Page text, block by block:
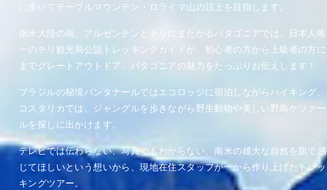
に歩いてテーブルマウンテン・ロライマ山の頂上を目指します。
南米大陸の南、アルゼンチンとチリにまたがるパタゴニアでは、日本人唯
一のチリ観光局公認トレッキングガイドが、初心者の方から上級者の方に
までグレートアウトドア、パタゴニアの魅力をたっぷりお伝えします！
ブラジルの秘境パンタナールではエコロッジに宿泊しながらハイキング、
コスタリカでは、ジャングルを歩きながら野生動物や美しい野鳥ケツァー
ルを探しに出かけます。
テレビでは伝わらない、写真でもわからない、南米の雄大な自然を肌で感
じてほしいという想いから、現地在住スタッフが一から作り上げたトレッ
キングツアー。